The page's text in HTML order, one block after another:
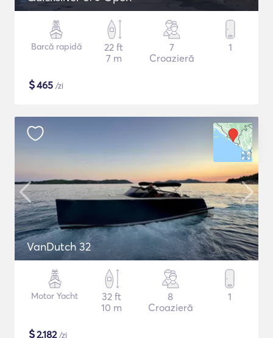
Barcă rapidă
22 ft
7 m
7
Croazieră
1
$465 /zi
VanDutch 32
Motor Yacht
32 ft
10 m
8
Croazieră
1
$2,182/zi